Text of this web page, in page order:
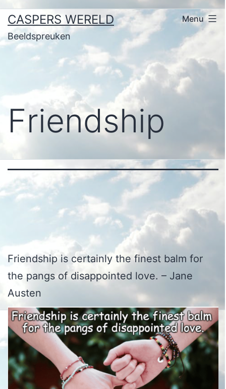
Ga
naar
de
CASPERS WERELD
Beeldspreuken
Menu
Friendship
Friendship is certainly the finest balm for
the pangs of disappointed love. – Jane
Austen